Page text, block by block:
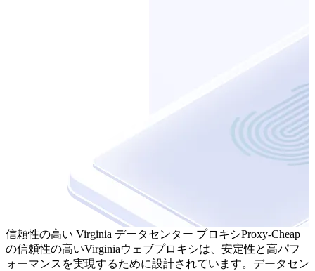
信頼性の高い Virginia データセンター プロキシProxy-Cheap
の信頼性の高いVirginiaウェブプロキシは、安定性と高パフ
ォーマンスを実現するために設計されています。データセン